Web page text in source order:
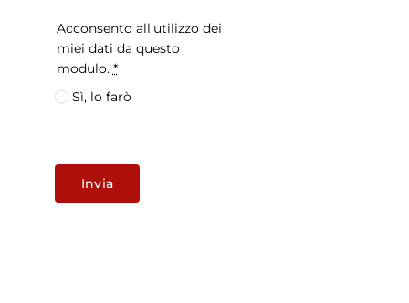
Acconsento all'utilizzo dei
miei dati da questo
modulo. *
Sì, lo farò
Invia